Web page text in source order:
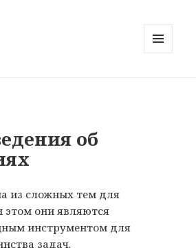
об
из сложных тем для
этом они являются
инструментом для
задач.